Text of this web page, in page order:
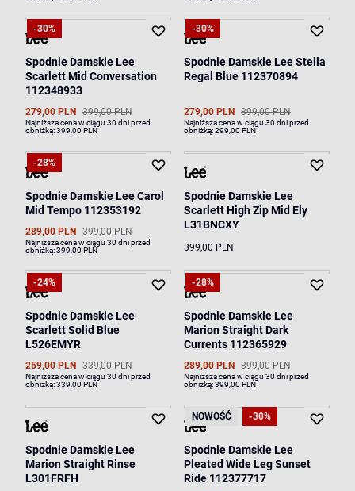
-30%
Spodnie Damskie Lee
Scarlett Mid Conversation
112348933
279,00 PLN 399,00 PLN
Najniższa cena w ciągu 30 dni przed
obniżką:399,00 PLN
-30%
Spodnie Damskie Lee Stella
Regal Blue 112370894
279,00 PLN 399,00 PLN
Najniższa cena w ciągu 30 dni przed
obniżką:299,00 PLN
-28%
Spodnie Damskie Lee Carol
Mid Tempo 112353192
289,00 PLN 399,00 PLN
Najniższa cena w ciągu 30 dni przed
obniżką:399,00 PLN
Spodnie Damskie Lee
Scarlett High Zip Mid Ely
L31BNCXY
399,00 PLN
-24%
Spodnie Damskie Lee
Scarlett Solid Blue
L526EMYR
259,00 PLN 339,00 PLN
Najniższa cena w ciągu 30 dni przed
obniżką:339,00 PLN
-28%
Spodnie Damskie Lee
Marion Straight Dark
Currents 112365929
289,00 PLN 399,00 PLN
Najniższa cena w ciągu 30 dni przed
obniżką:399,00 PLN
Spodnie Damskie Lee
Marion Straight Rinse
L301FRFH
NOWOŚĆ -30%
Spodnie Damskie Lee
Pleated Wide Leg Sunset
Ride 112377717